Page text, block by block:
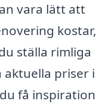
vara lätt att
kostar,
ställa rimliga
priser i
få inspiration